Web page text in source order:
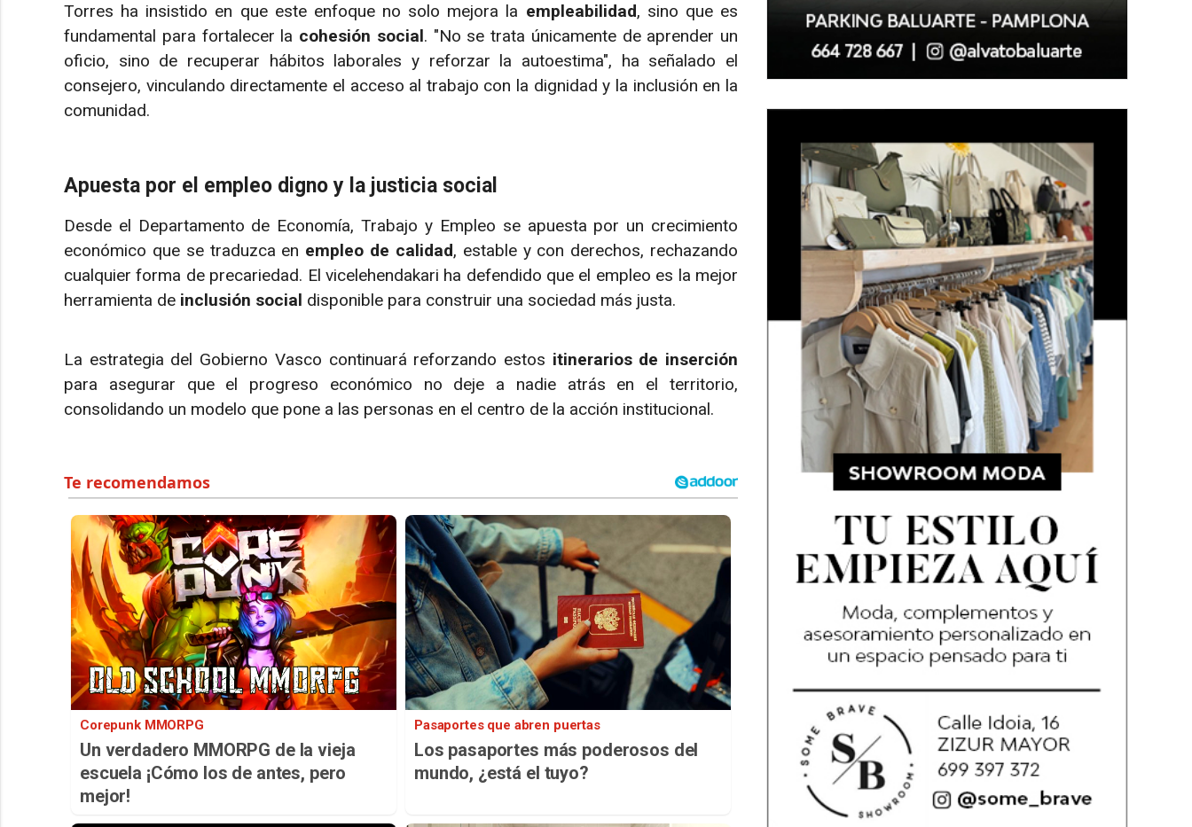
Torres ha insistido en que este enfoque no solo mejora la empleabilidad, sino que es
fundamental para fortalecer la cohesión social. "No se trata únicamente de aprender un
oficio, sino de recuperar hábitos laborales y reforzar la autoestima", ha señalado el
consejero, vinculando directamente el acceso al trabajo con la dignidad y la inclusión en la
comunidad.
Apuesta por el empleo digno y la justicia social
Desde el Departamento de Economía, Trabajo y Empleo se apuesta por un crecimiento
económico que se traduzca en empleo de calidad, estable y con derechos, rechazando
cualquier forma de precariedad. El vicelehendakari ha defendido que el empleo es la mejor
herramienta de inclusión social disponible para construir una sociedad más justa.
La estrategia del Gobierno Vasco continuará reforzando estos itinerarios de inserción
para asegurar que el progreso económico no deje a nadie atrás en el territorio,
consolidando un modelo que pone a las personas en el centro de la acción institucional.
Corepunk MMORPG
Un verdadero MMORPG de la vieja
escuela ¡Cómo los de antes, pero
mejor!
Pasaportes que abren puertas
Los pasaportes más poderosos del
mundo, ¿está el tuyo?